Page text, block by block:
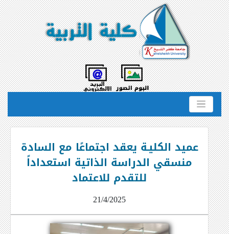
عميد الكليـة يعقد اجتماعًا مع السادة
منسقي الدراسة الذاتية استعداداً
للتقدم للاعتماد
21/4/2025